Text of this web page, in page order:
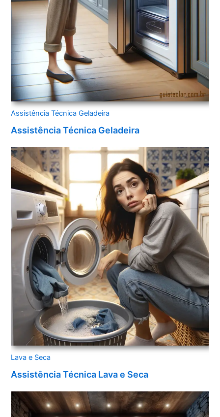
Assistência Técnica Geladeira
Assistência Técnica Geladeira
Lava e Seca
Assistência Técnica Lava e Seca